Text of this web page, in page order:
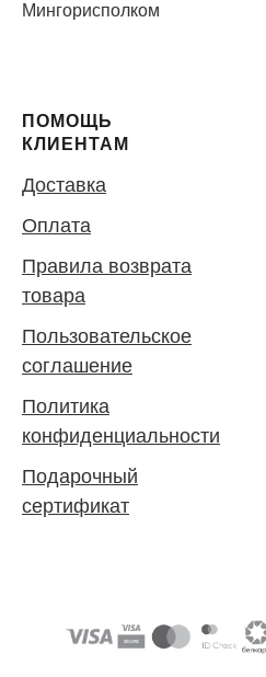
Мингорисполком
ПОМОЩЬ
КЛИЕНТАМ
Доставка
Оплата
Правила возврата
товара
Пользовательское
соглашение
Политика
конфиденциальности
Подарочный
сертификат